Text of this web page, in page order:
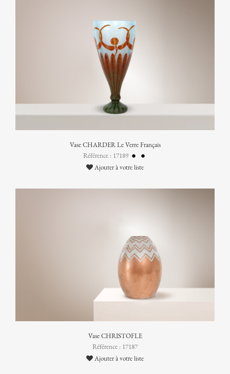
Vase CHARDER Le Verre Français
Référence : 17189
Ajouter à votre liste
Vase CHRISTOFLE
Référence : 17187
Ajouter à votre liste